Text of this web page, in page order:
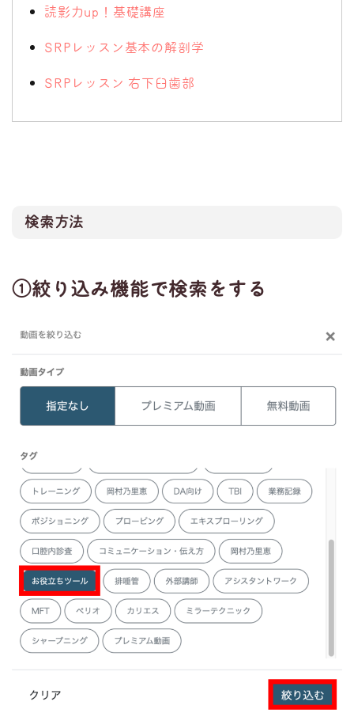
読影力up！基礎講座
SRPレッスン基本の解剖学
SRPレッスン 右下臼歯部
検索方法
①絞り込み機能で検索をする